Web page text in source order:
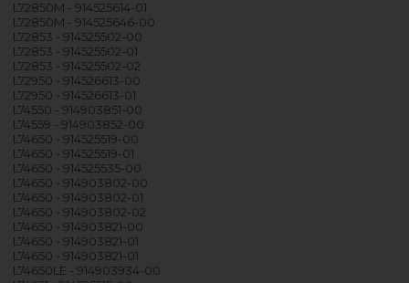
L72850M - 914525614-01
L72850M - 914525646-00
L72853 - 914525502-00
L72853 - 914525502-01
L72853 - 914525502-02
L72950 - 914526613-00
L72950 - 914526613-01
L74550 - 914903851-00
L74559 - 914903852-00
L74650 - 914525519-00
L74650 - 914525519-01
L74650 - 914525535-00
L74650 - 914903802-00
L74650 - 914903802-01
L74650 - 914903802-02
L74650 - 914903821-00
L74650 - 914903821-01
L74650 - 914903821-01
L74650LE - 914903934-00